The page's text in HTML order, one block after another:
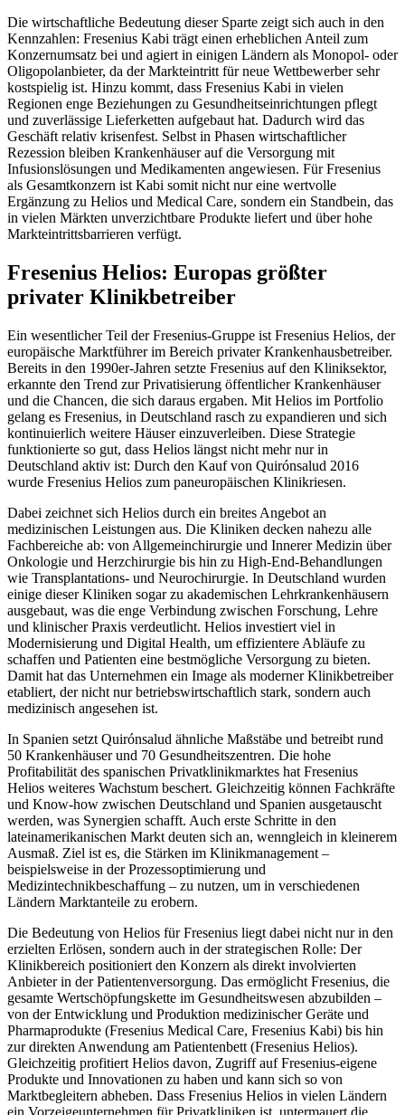
Die wirtschaftliche Bedeutung dieser Sparte zeigt sich auch in den
Kennzahlen: Fresenius Kabi trägt einen erheblichen Anteil zum
Konzernumsatz bei und agiert in einigen Ländern als Monopol- oder
Oligopolanbieter, da der Markteintritt für neue Wettbewerber sehr
kostspielig ist. Hinzu kommt, dass Fresenius Kabi in vielen
Regionen enge Beziehungen zu Gesundheitseinrichtungen pflegt
und zuverlässige Lieferketten aufgebaut hat. Dadurch wird das
Geschäft relativ krisenfest. Selbst in Phasen wirtschaftlicher
Rezession bleiben Krankenhäuser auf die Versorgung mit
Infusionslösungen und Medikamenten angewiesen. Für Fresenius
als Gesamtkonzern ist Kabi somit nicht nur eine wertvolle
Ergänzung zu Helios und Medical Care, sondern ein Standbein, das
in vielen Märkten unverzichtbare Produkte liefert und über hohe
Markteintrittsbarrieren verfügt.
Fresenius Helios: Europas größter
privater Klinikbetreiber
Ein wesentlicher Teil der Fresenius-Gruppe ist Fresenius Helios, der
europäische Marktführer im Bereich privater Krankenhausbetreiber.
Bereits in den 1990er-Jahren setzte Fresenius auf den Kliniksektor,
erkannte den Trend zur Privatisierung öffentlicher Krankenhäuser
und die Chancen, die sich daraus ergaben. Mit Helios im Portfolio
gelang es Fresenius, in Deutschland rasch zu expandieren und sich
kontinuierlich weitere Häuser einzuverleiben. Diese Strategie
funktionierte so gut, dass Helios längst nicht mehr nur in
Deutschland aktiv ist: Durch den Kauf von Quirónsalud 2016
wurde Fresenius Helios zum paneuropäischen Klinikriesen.
Dabei zeichnet sich Helios durch ein breites Angebot an
medizinischen Leistungen aus. Die Kliniken decken nahezu alle
Fachbereiche ab: von Allgemeinchirurgie und Innerer Medizin über
Onkologie und Herzchirurgie bis hin zu High-End-Behandlungen
wie Transplantations- und Neurochirurgie. In Deutschland wurden
einige dieser Kliniken sogar zu akademischen Lehrkrankenhäusern
ausgebaut, was die enge Verbindung zwischen Forschung, Lehre
und klinischer Praxis verdeutlicht. Helios investiert viel in
Modernisierung und Digital Health, um effizientere Abläufe zu
schaffen und Patienten eine bestmögliche Versorgung zu bieten.
Damit hat das Unternehmen ein Image als moderner Klinikbetreiber
etabliert, der nicht nur betriebswirtschaftlich stark, sondern auch
medizinisch angesehen ist.
In Spanien setzt Quirónsalud ähnliche Maßstäbe und betreibt rund
50 Krankenhäuser und 70 Gesundheitszentren. Die hohe
Profitabilität des spanischen Privatklinikmarktes hat Fresenius
Helios weiteres Wachstum beschert. Gleichzeitig können Fachkräfte
und Know-how zwischen Deutschland und Spanien ausgetauscht
werden, was Synergien schafft. Auch erste Schritte in den
lateinamerikanischen Markt deuten sich an, wenngleich in kleinerem
Ausmaß. Ziel ist es, die Stärken im Klinikmanagement –
beispielsweise in der Prozessoptimierung und
Medizintechnikbeschaffung – zu nutzen, um in verschiedenen
Ländern Marktanteile zu erobern.
Die Bedeutung von Helios für Fresenius liegt dabei nicht nur in den
erzielten Erlösen, sondern auch in der strategischen Rolle: Der
Klinikbereich positioniert den Konzern als direkt involvierten
Anbieter in der Patientenversorgung. Das ermöglicht Fresenius, die
gesamte Wertschöpfungskette im Gesundheitswesen abzubilden –
von der Entwicklung und Produktion medizinischer Geräte und
Pharmaprodukte (Fresenius Medical Care, Fresenius Kabi) bis hin
zur direkten Anwendung am Patientenbett (Fresenius Helios).
Gleichzeitig profitiert Helios davon, Zugriff auf Fresenius-eigene
Produkte und Innovationen zu haben und kann sich so von
Marktbegleitern abheben. Dass Fresenius Helios in vielen Ländern
ein Vorzeigeunternehmen für Privatkliniken ist, untermauert die